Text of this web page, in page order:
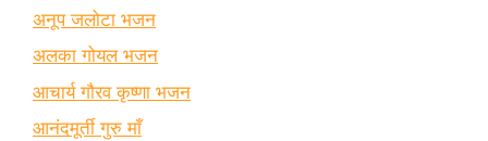
अनूप जलोटा भजन
अलका गोयल भजन
आचार्य गौरव कृष्णा भजन
आनंदमूर्ती गुरु माँ